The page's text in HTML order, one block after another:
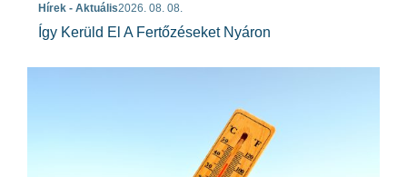
Hírek - Aktuális2026. 08. 08.
Így Kerüld El A Fertőzéseket Nyáron